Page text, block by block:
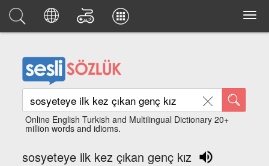
Online English Turkish and Multilingual Dictionary 20+
million words and idioms.
sosyeteye ilk kez çıkan genç kız